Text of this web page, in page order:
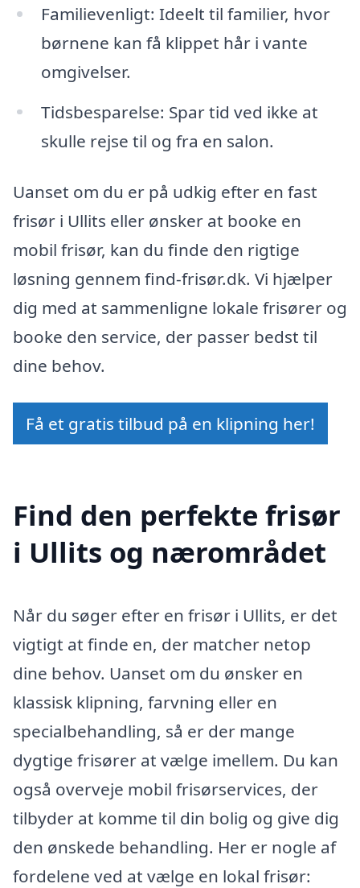
Familievenligt: Ideelt til familier, hvor
børnene kan få klippet hår i vante
omgivelser.
Tidsbesparelse: Spar tid ved ikke at
skulle rejse til og fra en salon.
Uanset om du er på udkig efter en fast
frisør i Ullits eller ønsker at booke en
mobil frisør, kan du finde den rigtige
løsning gennem find-frisør.dk. Vi hjælper
dig med at sammenligne lokale frisører og
booke den service, der passer bedst til
dine behov.
Få et gratis tilbud på en klipning her!
Find den perfekte frisør
i Ullits og nærområdet
Når du søger efter en frisør i Ullits, er det
vigtigt at finde en, der matcher netop
dine behov. Uanset om du ønsker en
klassisk klipning, farvning eller en
specialbehandling, så er der mange
dygtige frisører at vælge imellem. Du kan
også overveje mobil frisørservices, der
tilbyder at komme til din bolig og give dig
den ønskede behandling. Her er nogle af
fordelene ved at vælge en lokal frisør: